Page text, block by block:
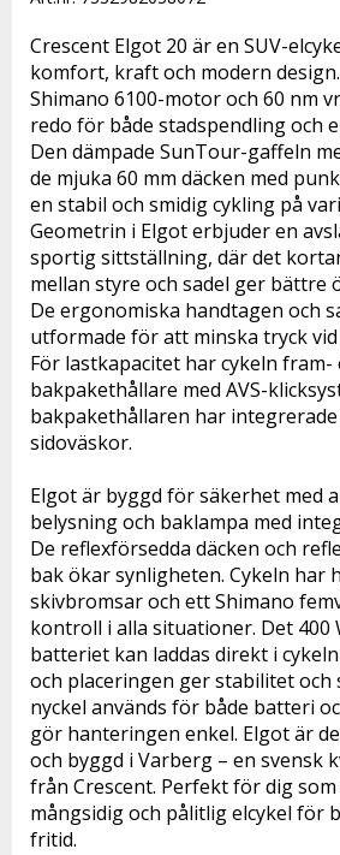
Crescent Elgot 20 är en SUV-
komfort, kraft och modern
Shimano 6100-motor och 60 nm
redo för både stadspendling och
Den dämpade SunTour-gaffeln
de mjuka 60 mm däcken med
en stabil och smidig cykling på
Geometrin i Elgot erbjuder en
sportig sittställning, där det
mellan styre och sadel ger bättre
De ergonomiska handtagen och
utformade för att minska tryck
För lastkapacitet har cykeln fram-
bakpakethållare med AVS-
bakpakethållaren har
sidoväskor.
Elgot är byggd för säkerhet med
belysning och baklampa med
De reflexförsedda däcken och
bak ökar synligheten. Cykeln har
skivbromsar och ett Shimano
kontroll i alla situationer. Det 400
batteriet kan laddas direkt i
och placeringen ger stabilitet och
nyckel används för både batteri
gör hanteringen enkel. Elgot är
och byggd i Varberg – en svensk
från Crescent. Perfekt för dig
mångsidig och pålitlig elcykel för
fritid.